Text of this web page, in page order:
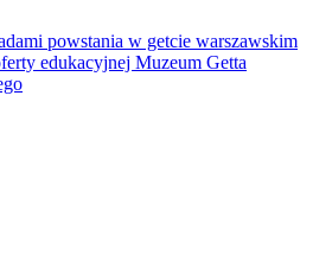
powstania w getcie warszawskim
edukacyjnej Muzeum Getta